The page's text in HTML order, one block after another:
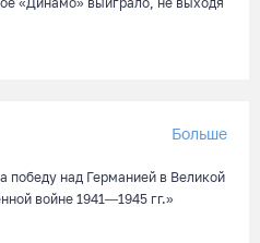
Больше
победу над Германией в Великой
войне 1941—1945 гг.»